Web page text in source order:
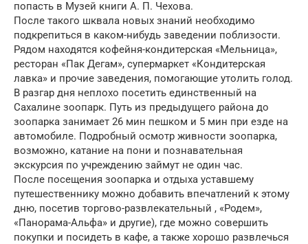
попасть в Музей книги А. П. Чехова.
После такого шквала новых знаний необходимо
подкрепиться в каком-нибудь заведении поблизости.
Рядом находятся кофейня-кондитерская «Мельница»,
ресторан «Пак Дегам», супермаркет «Кондитерская
лавка» и прочие заведения, помогающие утолить голод.
В разгар дня неплохо посетить единственный на
Сахалине зоопарк. Путь из предыдущего района до
зоопарка занимает 26 мин пешком и 5 мин при езде на
автомобиле. Подробный осмотр живности зоопарка,
возможно, катание на пони и познавательная
экскурсия по учреждению займут не один час.
После посещения зоопарка и отдыха уставшему
путешественнику можно добавить впечатлений к этому
дню, посетив торгово-развлекательный , «Родем»,
«Панорама-Альфа» и другие), где можно совершить
покупки и посидеть в кафе, а также хорошо развлечься